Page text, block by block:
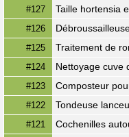
#127 Taille hortensia
#126
#125 Traitement de
#124 Nettoyage cuve
#123 Composteur
#122 Tondeuse
#121 Cochenilles